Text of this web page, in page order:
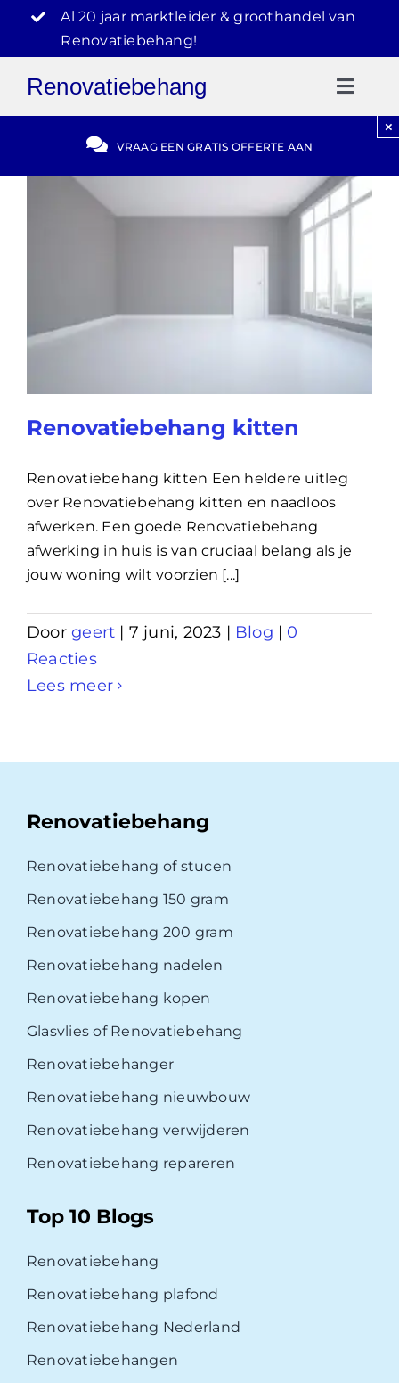
inhoud
Al 20 jaar marktleider & groothandel van
Renovatiebehang!
Renovatiebehang
Gratis Offerte
VRAAG EEN GRATIS OFFERTE AAN
×
Renovatiebehang kitten
Renovatiebehang kitten Een heldere uitleg
over Renovatiebehang kitten en naadloos
afwerken. Een goede Renovatiebehang
afwerking in huis is van cruciaal belang als je
jouw woning wilt voorzien [...]
Doorgeert | 7 juni, 2023 | Blog | 0
Reacties
Lees meer
Renovatiebehang
Renovatiebehang of stucen
Renovatiebehang 150 gram
Renovatiebehang 200 gram
Renovatiebehang nadelen
Renovatiebehang kopen
Glasvlies of Renovatiebehang
Renovatiebehanger
Renovatiebehang nieuwbouw
Renovatiebehang verwijderen
Renovatiebehang repareren
Top 10 Blogs
Renovatiebehang
Renovatiebehang plafond
Renovatiebehang Nederland
Renovatiebehangen